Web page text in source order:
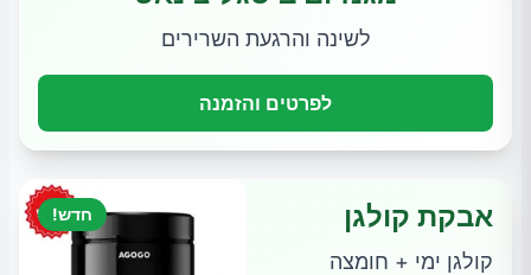
לשינה והרגעת השרירים
לפרטים והזמנה
חדש! אבקת קולגן
קולגן ימי + חומצה